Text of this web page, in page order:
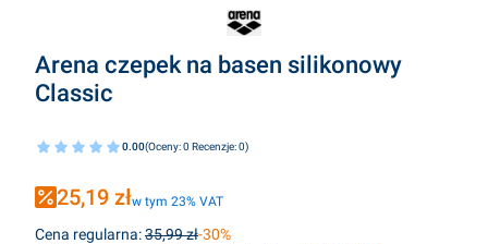
Arena czepek na basen silikonowy
Classic
0.00(Oceny: 0 Recenzje: 0)
25,19 złw tym 23% VAT
w tym 23% VAT
Cena regularna:35,99 zł-30%